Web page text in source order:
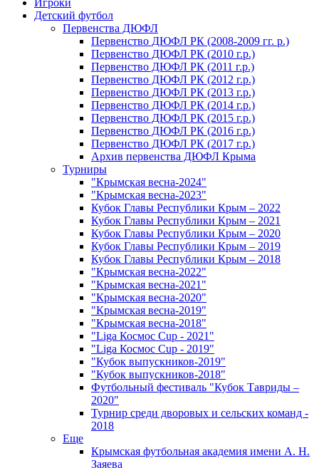
Игроки
Детский футбол
Первенства ДЮФЛ
Первенство ДЮФЛ РК (2008-2009 гг. р.)
Первенство ДЮФЛ РК (2010 г.р.)
Первенство ДЮФЛ РК (2011 г.р.)
Первенство ДЮФЛ РК (2012 г.р.)
Первенство ДЮФЛ РК (2013 г.р.)
Первенство ДЮФЛ РК (2014 г.р.)
Первенство ДЮФЛ РК (2015 г.р.)
Первенство ДЮФЛ РК (2016 г.р.)
Первенство ДЮФЛ РК (2017 г.р.)
Архив первенства ДЮФЛ Крыма
Турниры
"Крымская весна-2024"
"Крымская весна-2023"
Кубок Главы Республики Крым – 2022
Кубок Главы Республики Крым – 2021
Кубок Главы Республики Крым – 2020
Кубок Главы Республики Крым – 2019
Кубок Главы Республики Крым – 2018
"Крымская весна-2022"
"Крымская весна-2021"
"Крымская весна-2020"
"Крымская весна-2019"
"Крымская весна-2018"
"Liga Космос Cup - 2021"
"Liga Космос Cup - 2019"
"Кубок выпускников-2019"
"Кубок выпускников-2018"
Футбольный фестиваль "Кубок Тавриды –
2020"
Турнир среди дворовых и сельских команд -
2018
Еще
Крымская футбольная академия имени А. Н.
Заяева